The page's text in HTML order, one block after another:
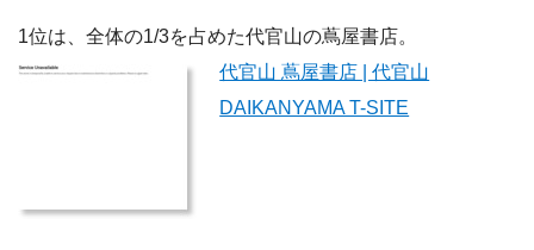
1位は、全体の1/3を占めた代官山の蔦屋書店。
代官山 蔦屋書店 | 代官山
DAIKANYAMA T-SITE